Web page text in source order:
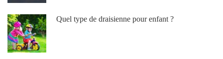
Quel type de draisienne pour enfant ?